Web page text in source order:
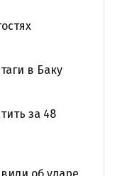
в Баку
за 48